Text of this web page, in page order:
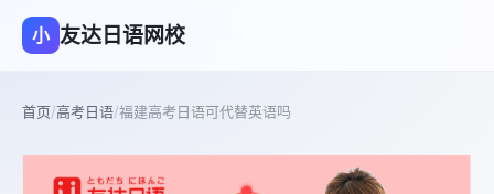
小 友达日语网校
首页/高考日语/福建高考日语可代替英语吗